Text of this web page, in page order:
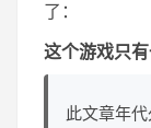
了：
这个游戏只
此文章年